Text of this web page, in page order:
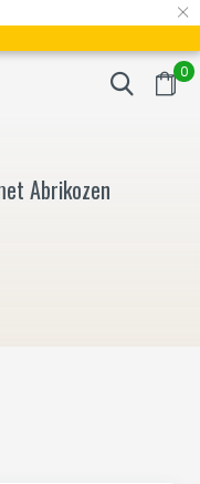
×
0
Vaak volgende
Abrikozen